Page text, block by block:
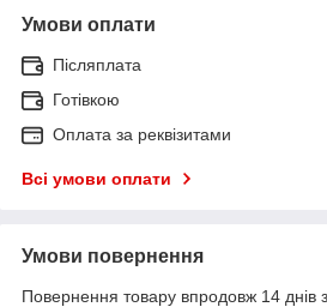
Умови оплати
Післяплата
Готівкою
Оплата за реквізитами
Всі умови оплати
Умови повернення
Повернення товару впродовж 14 днів